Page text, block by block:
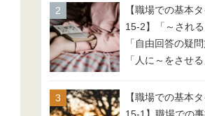
【職場での基本
15-2】「～される
「自由回答の疑問
「人に～をさせ
【職場での基本